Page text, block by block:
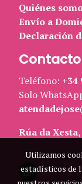
Quiénes
Envío a
Declaración
Contacto
Teléfono: +34
Solo
Rúa da
Utilizamos
estadísticos de